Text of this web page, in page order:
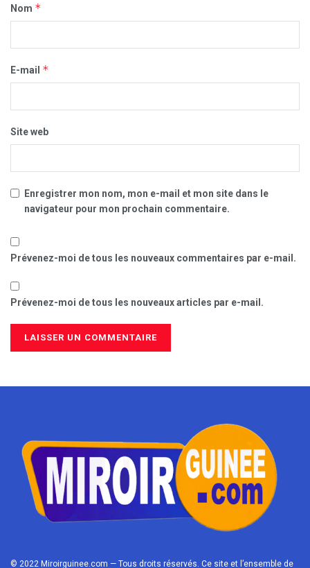
Nom *
E-mail *
Site web
Enregistrer mon nom, mon e-mail et mon site dans le
navigateur pour mon prochain commentaire.
Prévenez-moi de tous les nouveaux commentaires par e-mail.
Prévenez-moi de tous les nouveaux articles par e-mail.
© 2022 Miroirguinee.com — Tous droits réservés. Ce site et l’ensemble de